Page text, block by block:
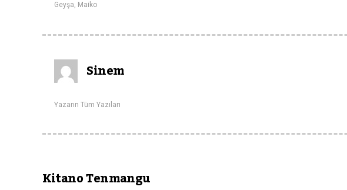
Geyşa, Maiko
Sinem
Yazarın Tüm Yazıları
Kitano Tenmangu